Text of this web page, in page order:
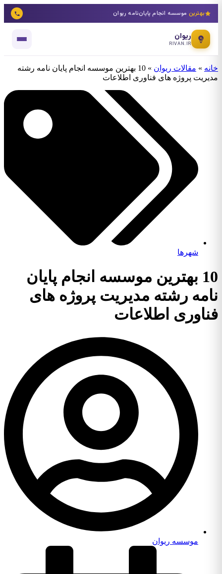
بهترین موسسه انجام پایان‌نامه ریوان
ریوان
RIVAN.IR
خانه » مقالات ریوان »
10 بهترین موسسه انجام پایان نامه رشته
مدیریت پروژه های فناوری اطلاعات
شهرها
10 بهترین موسسه انجام پایان
نامه رشته مدیریت پروژه های
فناوری اطلاعات
موسسه ریوان